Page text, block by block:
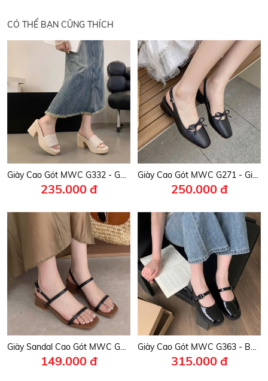
CÓ THỂ BẠN CŨNG THÍCH
Giày Cao Gót MWC G332 - Guốc Đế Đúc 8cm Tôn Dáng, Quai Bản Rộng Nữ Tính, Thanh Lịch, Thời Trang.
235.000 đ
Giày Cao Gót MWC G271 - Giày Cao Gót Dáng Basic, Mũi Vuông Phối Quai Nơ Nhỏ Xinh, Nữ Tính, Thanh Lịch, Thời Trang.
250.000 đ
Giày Sandal Cao Gót MWC G070 - Giày Sandal Gót Vuông 5 Phân, Quai Ngang Mảnh Đẹp, Thanh Lịch Cho Qúy Nàng Công Sở, Học Đường.
149.000 đ
Giày Cao Gót MWC G363 - Búp Bê Thanh Lịch Nữ Phối Quai Ngang Mảnh Đính Nơ Nhỏ Xinh, Thời Trang.
315.000 đ